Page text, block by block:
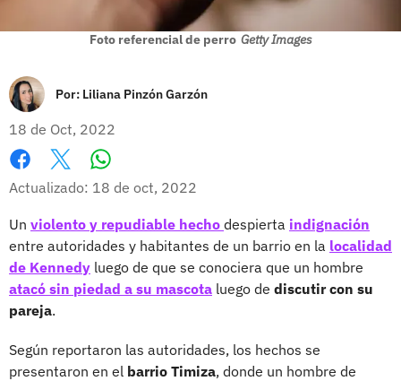
Foto referencial de perro Getty Images
Por: Liliana Pinzón Garzón
18 de Oct, 2022
Facebook
X
Actualizado: 18 de oct, 2022
Un violento y repudiable hecho despierta indignación
entre autoridades y habitantes de un barrio en la localidad
de Kennedy luego de que se conociera que un hombre
atacó sin piedad a su mascota luego de discutir con su
pareja.
Según reportaron las autoridades, los hechos se
presentaron en el barrio Timiza, donde un hombre de